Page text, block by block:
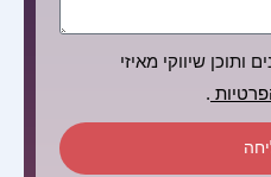
ותוכן שיווקי מאיזי
.